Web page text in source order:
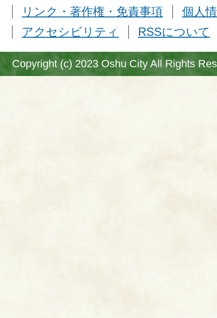
リンク・著作権・免責事項
個人
アクセシビリティ
RSSについて
Copyright (c) 2023 Oshu City All Rights